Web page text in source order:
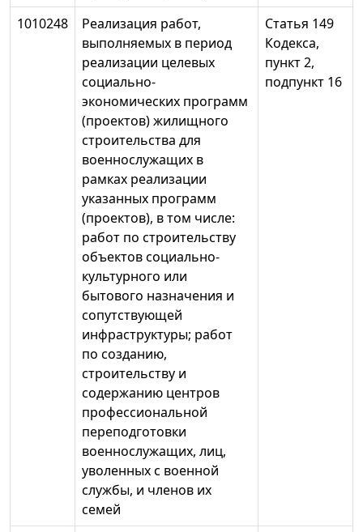
1010248
Реализация работ,
выполняемых в период
реализации целевых
социально-
экономических программ
(проектов) жилищного
строительства для
военнослужащих в
рамках реализации
указанных программ
(проектов), в том числе:
работ по строительству
объектов социально-
культурного или
бытового назначения и
сопутствующей
инфраструктуры; работ
по созданию,
строительству и
содержанию центров
профессиональной
переподготовки
военнослужащих, лиц,
уволенных с военной
службы, и членов их
семей
Статья 149
Кодекса,
пункт 2,
подпункт 16